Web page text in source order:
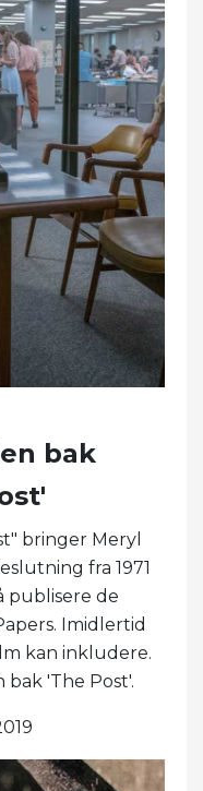
bak
bringer Meryl
fra 1971
publisere de
Imidlertid
kan inkludere.
'The Post'.